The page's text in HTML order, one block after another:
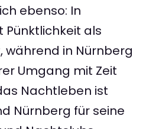
ebenso: In
als
während in Nürnberg
Umgang mit Zeit
Nachtleben ist
Nürnberg für seine